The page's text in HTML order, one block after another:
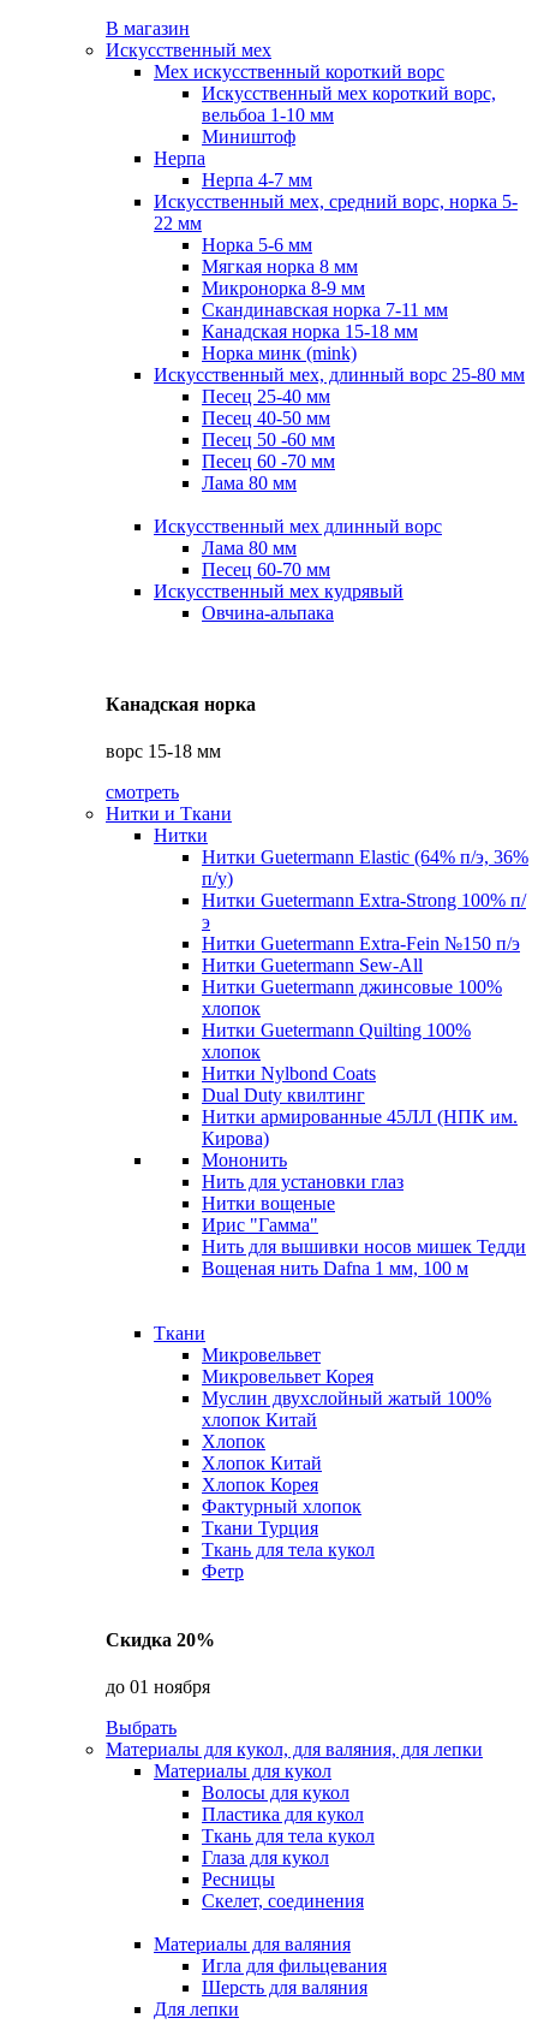
В магазин
Искусственный мех
Мех искусственный короткий ворс
Искусственный мех короткий ворс,
вельбоа 1-10 мм
Миништоф
Нерпа
Нерпа 4-7 мм
Искусственный мех, средний ворс, норка 5-
22 мм
Норка 5-6 мм
Мягкая норка 8 мм
Микронорка 8-9 мм
Скандинавская норка 7-11 мм
Канадская норка 15-18 мм
Норка минк (mink)
Искусственный мех, длинный ворс 25-80 мм
Песец 25-40 мм
Песец 40-50 мм
Песец 50 -60 мм
Песец 60 -70 мм
Лама 80 мм
Искусственный мех длинный ворс
Лама 80 мм
Песец 60-70 мм
Искусственный мех кудрявый
Овчина-альпака
Канадская норка
ворс 15-18 мм
смотреть
Нитки и Ткани
Нитки
Нитки Guetermann Elastic (64% п/э, 36%
п/у)
Нитки Guetermann Extra-Strong 100% п/
э
Нитки Guetermann Extra-Fein №150 п/э
Нитки Guetermann Sew-All
Нитки Guetermann джинсовые 100%
хлопок
Нитки Guetermann Quilting 100%
хлопок
Нитки Nylbond Coats
Dual Duty квилтинг
Нитки армированные 45ЛЛ (НПК им.
Кирова)
Мононить
Нить для установки глаз
Нитки вощеные
Ирис "Гамма"
Нить для вышивки носов мишек Тедди
Вощеная нить Dafna 1 мм, 100 м
Ткани
Микровельвет
Микровельвет Корея
Муслин двухслойный жатый 100%
хлопок Китай
Хлопок
Хлопок Китай
Хлопок Корея
Фактурный хлопок
Ткани Турция
Ткань для тела кукол
Фетр
Скидка 20%
до 01 ноября
Выбрать
Материалы для кукол, для валяния, для лепки
Материалы для кукол
Волосы для кукол
Пластика для кукол
Ткань для тела кукол
Глаза для кукол
Ресницы
Скелет, соединения
Материалы для валяния
Игла для фильцевания
Шерсть для валяния
Для лепки